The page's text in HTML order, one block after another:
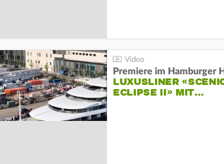
Premiere im Hamburger
LUXUSLINER
ECLIPSE II» MIT…